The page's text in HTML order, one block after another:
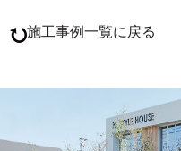
施工事例一覧に戻る